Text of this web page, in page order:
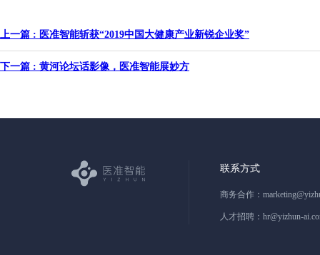
上一篇 : 医准智能斩获“2019中国大健康产业新锐企业奖”
下一篇 : 黄河论坛话影像，医准智能展妙方
联系方式
商务合作：
人才招聘： hr@yizhun-